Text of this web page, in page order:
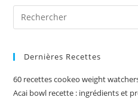
Dernières Recettes
60 recettes cookeo weight
Acai bowl recette : ingrédients et